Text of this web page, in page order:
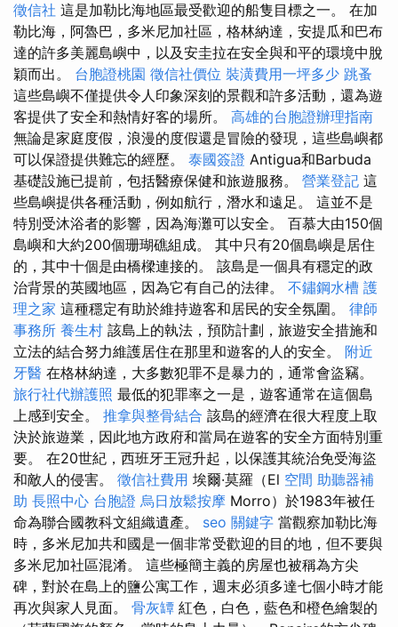
徵信社 這是加勒比海地區最受歡迎的船隻目標之一。 在加
勒比海，阿魯巴，多米尼加社區，格林納達，安提瓜和巴布
達的許多美麗島嶼中，以及安圭拉在安全與和平的環境中脫
穎而出。 台胞證桃園 徵信社價位 裝潢費用一坪多少 跳蚤
這些島嶼不僅提供令人印象深刻的景觀和許多活動，還為遊
客提供了安全和熱情好客的場所。 高雄的台胞證辦理指南
無論是家庭度假，浪漫的度假還是冒險的發現，這些島嶼都
可以保證提供難忘的經歷。 泰國簽證 Antigua和Barbuda
基礎設施已提前，包括醫療保健和旅遊服務。 營業登記 這
些島嶼提供各種活動，例如航行，潛水和遠足。 這並不是
特別受沐浴者的影響，因為海灘可以安全。 百慕大由150個
島嶼和大約200個珊瑚礁組成。 其中只有20個島嶼是居住
的，其中十個是由橋樑連接的。 該島是一個具有穩定的政
治背景的英國地區，因為它有自己的法律。 不鏽鋼水槽 護
理之家 這種穩定有助於維持遊客和居民的安全氛圍。 律師
事務所 養生村 該島上的執法，預防計劃，旅遊安全措施和
立法的結合努力維護居住在那里和遊客的人的安全。 附近
牙醫 在格林納達，大多數犯罪不是暴力的，通常會盜竊。
旅行社代辦護照 最低的犯罪率之一是，遊客通常在這個島
上感到安全。 推拿與整骨結合 該島的經濟在很大程度上取
決於旅遊業，因此地方政府和當局在遊客的安全方面特別重
要。 在20世紀，西班牙王冠升起，以保護其統治免受海盜
和敵人的侵害。 徵信社費用 埃爾·莫羅（El 空間 助聽器補
助 長照中心 台胞證 烏日放鬆按摩 Morro）於1983年被任
命為聯合國教科文組織遺產。 seo 關鍵字 當觀察加勒比海
時，多米尼加共和國是一個非常受歡迎的目的地，但不要與
多米尼加社區混淆。 這些極簡主義的房屋也被稱為方尖
碑，對於在島上的鹽公寓工作，週末必須多達七個小時才能
再次與家人見面。 骨灰罈 紅色，白色，藍色和橙色繪製的